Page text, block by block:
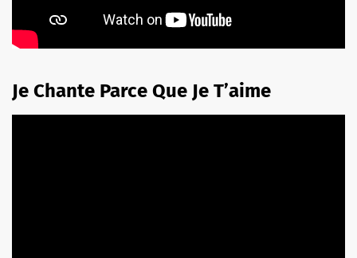
Je Chante Parce Que Je T’aime